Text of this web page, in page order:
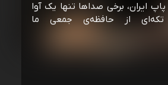
ایران، برخی صداها تنها یک آوا
تکه‌ای از حافظه‌ی جمعی ما